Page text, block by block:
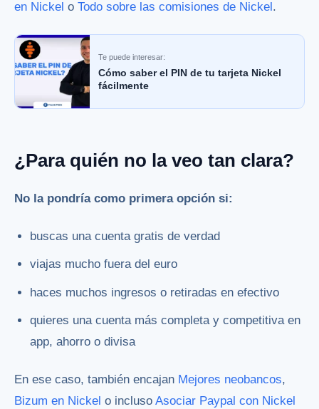
en Nickel o Todo sobre las comisiones de Nickel.
Te puede interesar:
Cómo saber el PIN de tu tarjeta Nickel
fácilmente
¿Para quién no la veo tan clara?
No la pondría como primera opción si:
buscas una cuenta gratis de verdad
viajas mucho fuera del euro
haces muchos ingresos o retiradas en efectivo
quieres una cuenta más completa y competitiva en
app, ahorro o divisa
En ese caso, también encajan Mejores neobancos,
Bizum en Nickel o incluso Asociar Paypal con Nickel